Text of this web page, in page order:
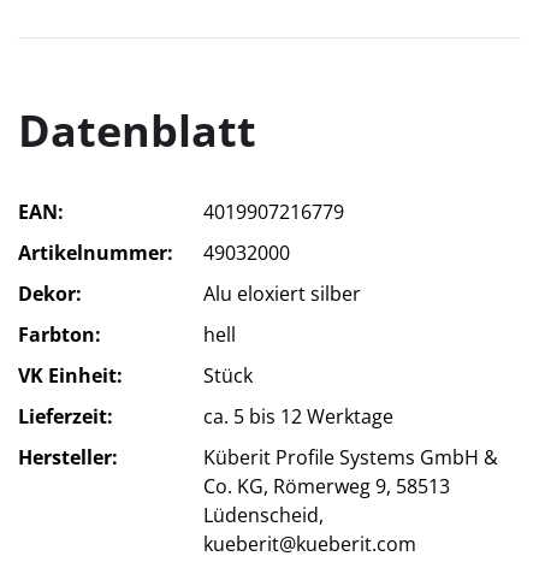
Datenblatt
EAN
4019907216779
Artikelnummer
49032000
Dekor
Alu eloxiert silber
Farbton
hell
VK Einheit
Stück
Lieferzeit
ca. 5 bis 12 Werktage
Hersteller
Küberit Profile Systems GmbH &
Co. KG, Römerweg 9, 58513
Lüdenscheid,
kueberit@kueberit.com